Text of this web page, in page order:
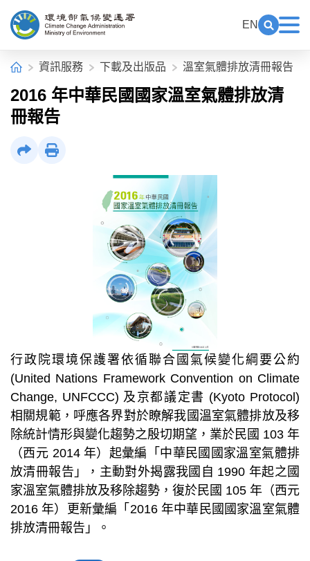
EN
首頁資訊服務 下載及出版品 溫室氣體排放清冊報告
2016 年中華民國國家溫室氣體排放清
冊報告
行政院環境保護署依循聯合國氣候變化綱要公約
(United Nations Framework Convention on Climate
Change, UNFCCC) 及京都議定書 (Kyoto Protocol)
相關規範，呼應各界對於瞭解我國溫室氣體排放及移
除統計情形與變化趨勢之殷切期望，業於民國 103 年
（西元 2014 年）起彙編「中華民國國家溫室氣體排
放清冊報告」，主動對外揭露我國自 1990 年起之國
家溫室氣體排放及移除趨勢，復於民國 105 年（西元
2016 年）更新彙編「2016 年中華民國國家溫室氣體
排放清冊報告」。